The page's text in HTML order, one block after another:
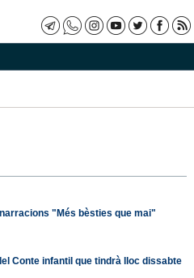
"Més bèsties que mai"
Conte infantil que tindrà lloc dissabte